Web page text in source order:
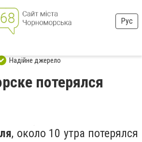
Рус
Надійне джерело
потерялся
, около 10 утра потерялся